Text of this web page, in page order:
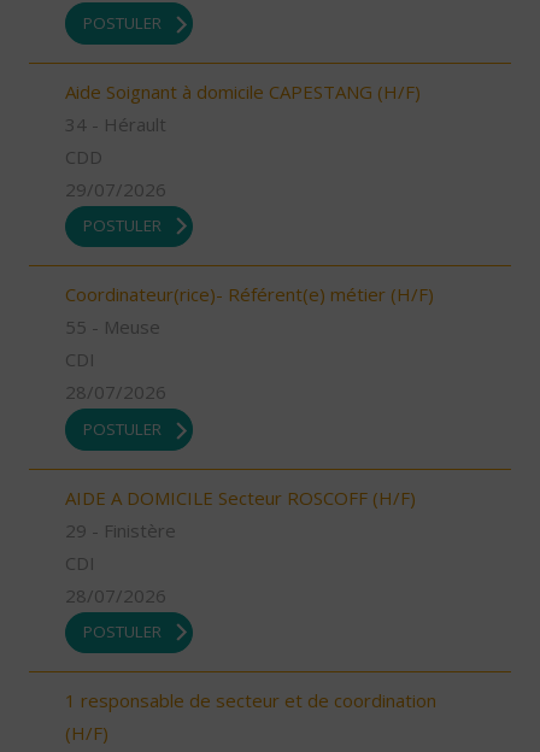
POSTULER
Aide Soignant à domicile CAPESTANG (H/F)
34 - Hérault
CDD
29/07/2026
POSTULER
Coordinateur(rice)- Référent(e) métier (H/F)
55 - Meuse
CDI
28/07/2026
POSTULER
AIDE A DOMICILE Secteur ROSCOFF (H/F)
29 - Finistère
CDI
28/07/2026
POSTULER
1 responsable de secteur et de coordination
(H/F)